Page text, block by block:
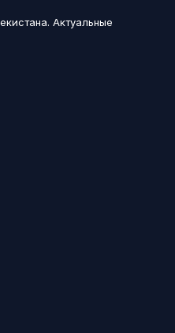
Актуальные